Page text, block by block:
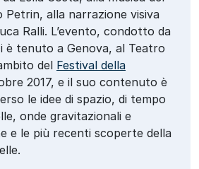
Petrin, alla narrazione visiva
Ralli. L’evento, condotto da
è tenuto a Genova, al Teatro
del Festival della
2017, e il suo contenuto è
le idee di spazio, di tempo
onde gravitazionali e
e le più recenti scoperte della